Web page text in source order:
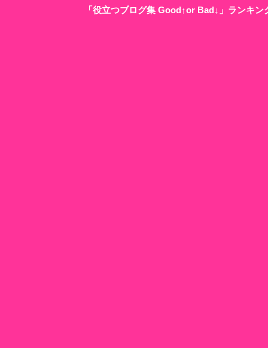
「役立つブログ集 Good↑or Bad↓」ランキ